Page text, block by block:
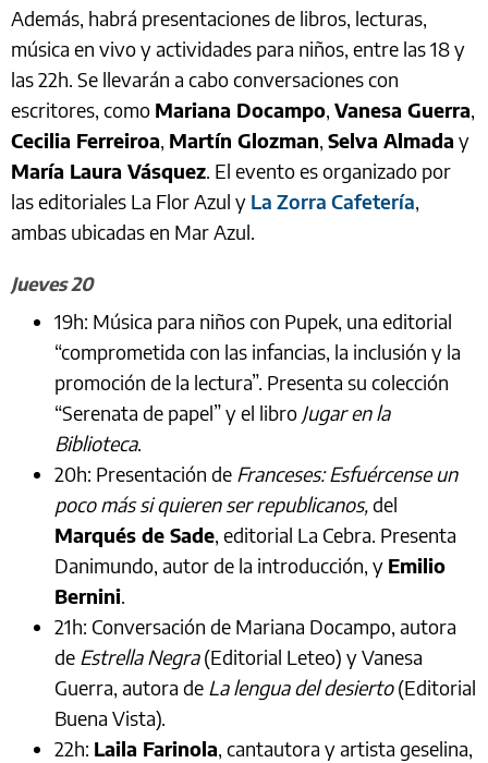
Además, habrá presentaciones de libros, lecturas,
música en vivo y actividades para niños, entre las 18 y
las 22h. Se llevarán a cabo conversaciones con
escritores, como Mariana Docampo, Vanesa Guerra,
Cecilia Ferreiroa, Martín Glozman, Selva Almada y
María Laura Vásquez. El evento es organizado por
las editoriales La Flor Azul y La Zorra Cafetería,
ambas ubicadas en Mar Azul.
Jueves 20
19h: Música para niños con Pupek, una editorial
“comprometida con las infancias, la inclusión y la
promoción de la lectura”. Presenta su colección
“Serenata de papel” y el libro Jugar en la
Biblioteca.
20h: Presentación de Franceses: Esfuércense un
poco más si quieren ser republicanos,del
Marqués de Sade, editorial La Cebra. Presenta
Danimundo, autor de la introducción, y Emilio
Bernini.
21h: Conversación de Mariana Docampo, autora
de Estrella Negra(Editorial Leteo) y Vanesa
Guerra, autora de La lengua del desierto(Editorial
Buena Vista).
22h: Laila Farinola, cantautora y artista geselina,